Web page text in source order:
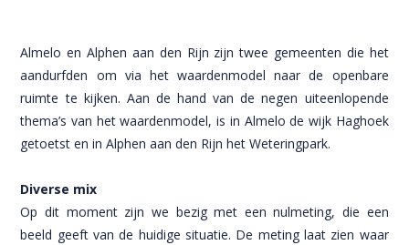
Almelo en Alphen aan den Rijn zijn twee gemeenten die het
aandurfden om via het waardenmodel naar de openbare
ruimte te kijken. Aan de hand van de negen uiteenlopende
thema’s van het waardenmodel, is in Almelo de wijk Haghoek
getoetst en in Alphen aan den Rijn het Weteringpark.
Diverse mix
Op dit moment zijn we bezig met een nulmeting, die een
beeld geeft van de huidige situatie. De meting laat zien waar